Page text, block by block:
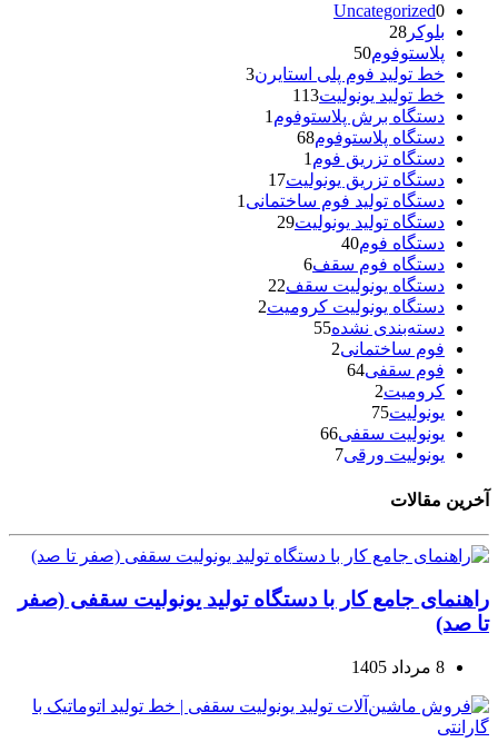
Uncategorized0
بلوکر 28
پلاستوفوم50
خط تولید فوم پلی استایرن3
خط تولید یونولیت113
دستگاه برش پلاستوفوم 1
دستگاه پلاستوفوم68
دستگاه تزریق فوم 1
دستگاه تزریق یونولیت17
دستگاه تولید فوم ساختمانی 1
دستگاه تولید یونولیت29
دستگاه فوم40
دستگاه فوم سقف6
دستگاه یونولیت سقف22
دستگاه یونولیت کرومیت2
دسته‌بندی نشده55
فوم ساختمانی2
فوم سقفی64
کرومیت2
یونولیت75
یونولیت سقفی66
یونولیت ورقی7
آخرین مقالات
راهنمای جامع کار با دستگاه تولید یونولیت سقفی (صفر
تا صد)
8 مرداد 1405